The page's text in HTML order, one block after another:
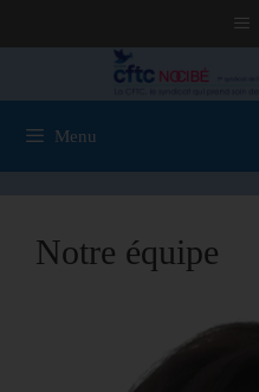
Menu
Notre équipe